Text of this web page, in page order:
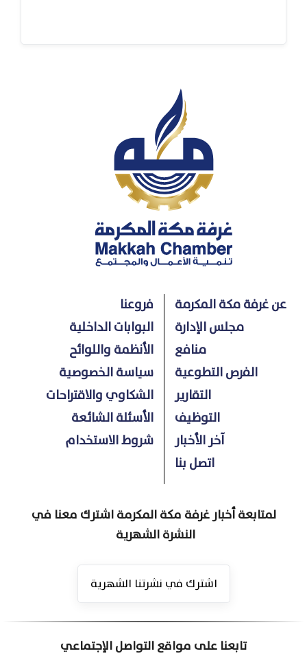
عن غرفة مكة المكرمة
مجلس الإدارة
منافع
الفرص التطوعية
التقارير
التوظيف
آخر الأخبار
اتصل بنا
فروعنا
البوابات الداخلية
الأنظمة واللوائح
سياسة الخصوصية
الشكاوي والاقتراحات
الأسئلة الشائعة
شروط الاستخدام
لمتابعة أخبار غرفة مكة المكرمة اشترك معنا في
النشرة الشهرية
اشترك في نشرتنا الشهرية
تابعنا على مواقع التواصل الإجتماعي